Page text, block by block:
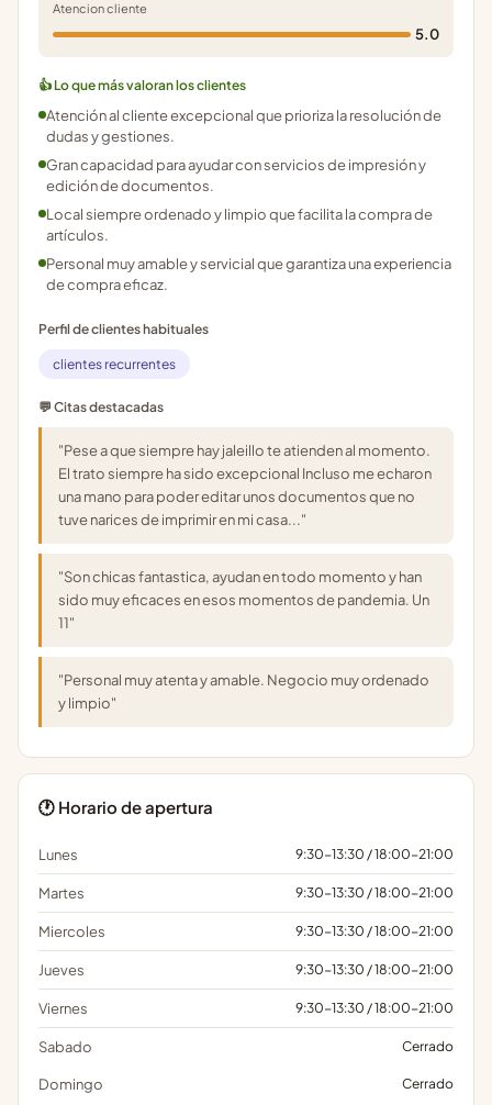
Atencion cliente
5.0
👍 Lo que más valoran los clientes
Atención al cliente excepcional que prioriza la resolución de
dudas y gestiones.
Gran capacidad para ayudar con servicios de impresión y
edición de documentos.
Local siempre ordenado y limpio que facilita la compra de
artículos.
Personal muy amable y servicial que garantiza una experiencia
de compra eficaz.
Perfil de clientes habituales
clientes recurrentes
💬 Citas destacadas
"Pese a que siempre hay jaleillo te atienden al momento.
El trato siempre ha sido excepcional Incluso me echaron
una mano para poder editar unos documentos que no
tuve narices de imprimir en mi casa..."
"Son chicas fantastica, ayudan en todo momento y han
sido muy eficaces en esos momentos de pandemia. Un
11"
"Personal muy atenta y amable. Negocio muy ordenado
y limpio"
🕐 Horario de apertura
Lunes 9:30-13:30 / 18:00-21:00
Martes 9:30-13:30 / 18:00-21:00
Miercoles 9:30-13:30 / 18:00-21:00
Jueves 9:30-13:30 / 18:00-21:00
Viernes 9:30-13:30 / 18:00-21:00
Sabado Cerrado
Domingo Cerrado